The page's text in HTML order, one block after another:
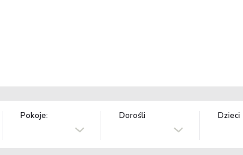
Pokoje: Dorośli Dzieci